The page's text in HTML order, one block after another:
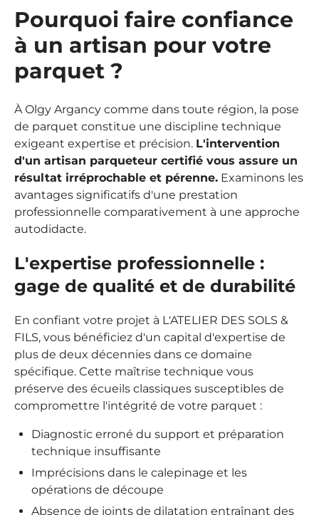
Pourquoi faire confiance
à un artisan pour votre
parquet ?
À Olgy Argancy comme dans toute région, la pose
de parquet constitue une discipline technique
exigeant expertise et précision. L'intervention
d'un artisan parqueteur certifié vous assure un
résultat irréprochable et pérenne. Examinons les
avantages significatifs d'une prestation
professionnelle comparativement à une approche
autodidacte.
L'expertise professionnelle :
gage de qualité et de durabilité
En confiant votre projet à L'ATELIER DES SOLS &
FILS, vous bénéficiez d'un capital d'expertise de
plus de deux décennies dans ce domaine
spécifique. Cette maîtrise technique vous
préserve des écueils classiques susceptibles de
compromettre l'intégrité de votre parquet :
Diagnostic erroné du support et préparation
technique insuffisante
Imprécisions dans le calepinage et les
opérations de découpe
Absence de joints de dilatation entraînant des